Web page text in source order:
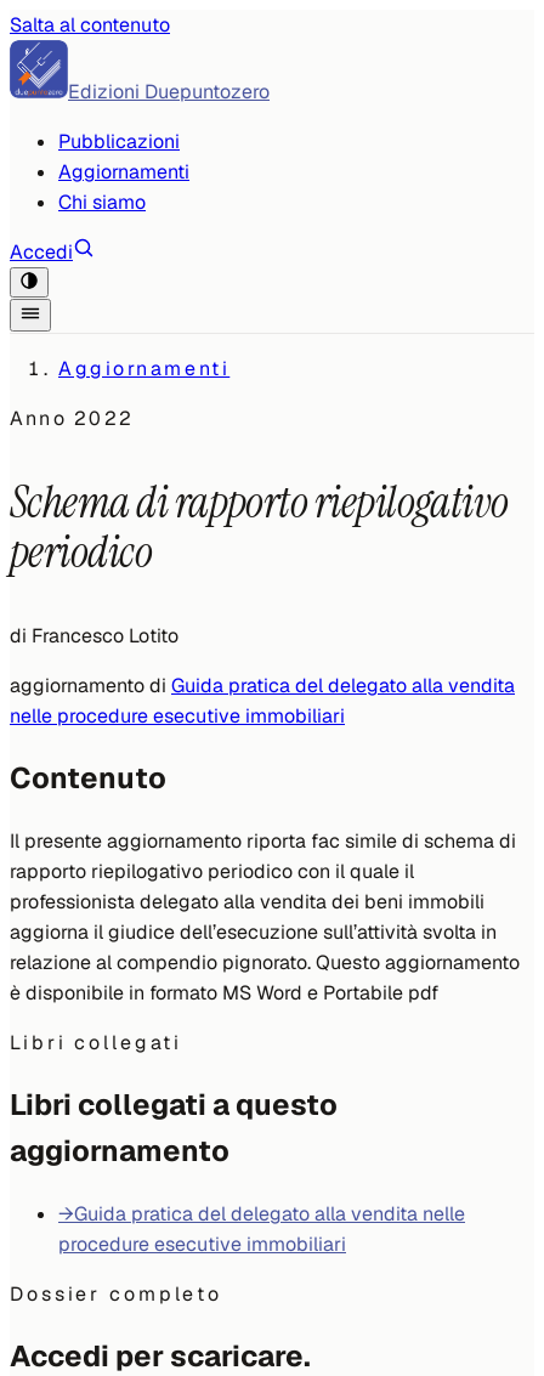
Salta al contenuto
Edizioni Duepuntozero
Pubblicazioni
Aggiornamenti
Chi siamo
Accedi
Aggiornamenti
Anno2022
Schema di rapporto riepilogativo
periodico
di Francesco Lotito
aggiornamento di Guida pratica del delegato alla vendita
nelle procedure esecutive immobiliari
Contenuto
Il presente aggiornamento riporta fac simile di schema di
rapporto riepilogativo periodico con il quale il
professionista delegato alla vendita dei beni immobili
aggiorna il giudice dell’esecuzione sull’attività svolta in
relazione al compendio pignorato. Questo aggiornamento
è disponibile in formato MS Word e Portabile pdf
Libri collegati
Libri collegati a questo
aggiornamento
→Guida pratica del delegato alla vendita nelle
procedure esecutive immobiliari
Dossier completo
Accedi per scaricare.